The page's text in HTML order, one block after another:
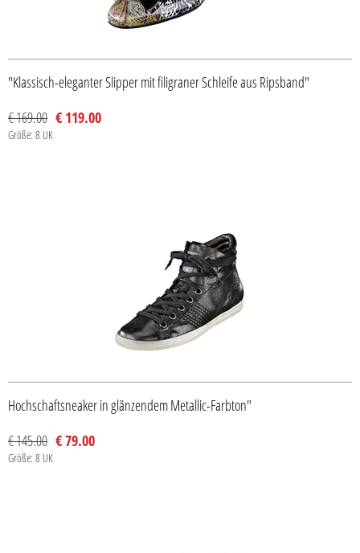
"Klassisch-eleganter Slipper mit filigraner Schleife aus Ripsband"
€ 169.00 € 119.00
Größe: 8 UK
Hochschaftsneaker in glänzendem Metallic-Farbton"
€ 145.00 € 79.00
Größe: 8 UK